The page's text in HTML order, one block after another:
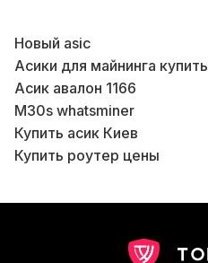
Новый asic
Асики для майнинга купить
Асик авалон 1166
M30s whatsminer
Купить асик Киев
Купить роутер цены
Патч корд utp
Кошелёк для майнинга